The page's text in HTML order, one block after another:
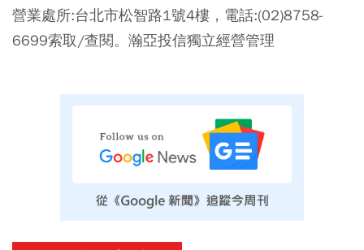
營業處所:台北市松智路1號4樓，電話:(02)8758-
6699索取/查閱。 瀚亞投信獨立經營管理